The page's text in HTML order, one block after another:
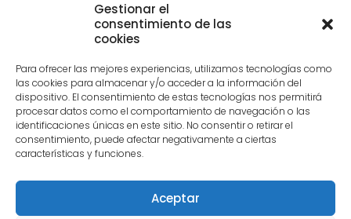
Gestionar el
consentimiento de las
cookies
Para ofrecer las mejores experiencias, utilizamos tecnologías como
las cookies para almacenar y/o acceder a la información del
dispositivo. El consentimiento de estas tecnologías nos permitirá
procesar datos como el comportamiento de navegación o las
identificaciones únicas en este sitio. No consentir o retirar el
consentimiento, puede afectar negativamente a ciertas
características y funciones.
Aceptar
973 72 71 72
info@hst.cat
© 2024 HST |Avís Legal|Política de privadesa|Política